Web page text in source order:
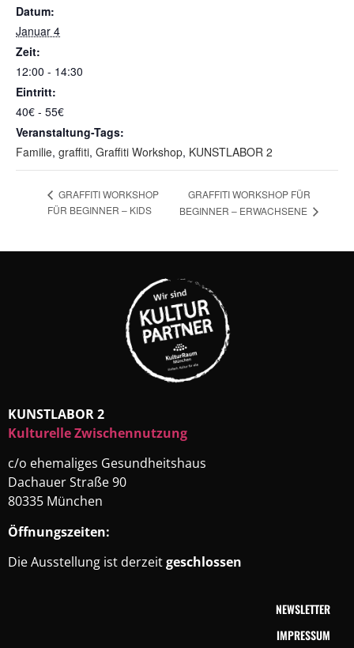
Datum:
Januar 4
Zeit:
12:00 - 14:30
Eintritt:
40€ - 55€
Veranstaltung-Tags:
Familie, graffiti, Graffiti Workshop, KUNSTLABOR 2
GRAFFITI WORKSHOP
FÜR BEGINNER – KIDS
GRAFFITI WORKSHOP FÜR
BEGINNER – ERWACHSENE
KUNSTLABOR 2
Kulturelle Zwischennutzung
c/o ehemaliges Gesundheitshaus
Dachauer Straße 90
80335 München
Öffnungszeiten:
Die Ausstellung ist derzeitgeschlossen
NEWSLETTER
IMPRESSUM